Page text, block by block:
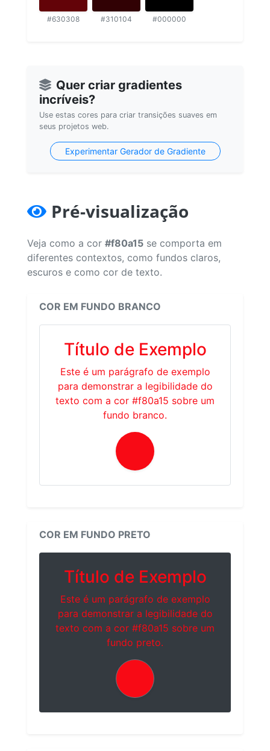
#630308 #310104 #000000
Quer criar gradientes
incríveis?
Use estas cores para criar transições suaves em
seus projetos web.
Experimentar Gerador de Gradiente
Pré-visualização
Veja como a cor #f80a15 se comporta em
diferentes contextos, como fundos claros,
escuros e como cor de texto.
COR EM FUNDO BRANCO
Título de Exemplo
Este é um parágrafo de exemplo
para demonstrar a legibilidade do
texto com a cor #f80a15 sobre um
fundo branco.
COR EM FUNDO PRETO
Título de Exemplo
Este é um parágrafo de exemplo
para demonstrar a legibilidade do
texto com a cor #f80a15 sobre um
fundo preto.